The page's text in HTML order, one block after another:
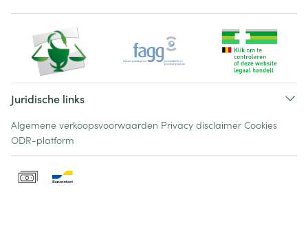
Juridische links
Algemene verkoopsvoorwaarden Privacy disclaimer Cookies
ODR-platform